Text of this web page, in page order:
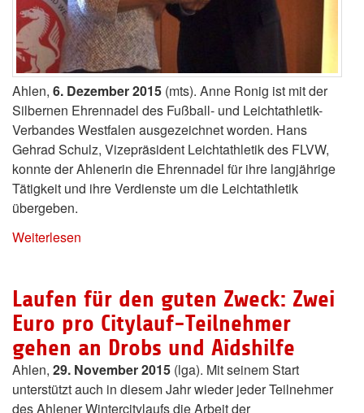
Ahlen, 6. Dezember 2015 (mts). Anne Ronig ist mit der
Silbernen Ehrennadel des Fußball- und Leichtathletik-
Verbandes Westfalen ausgezeichnet worden. Hans
Gehrad Schulz, Vizepräsident Leichtathletik des FLVW,
konnte der Ahlenerin die Ehrennadel für ihre langjährige
Tätigkeit und ihre Verdienste um die Leichtathletik
übergeben.
Weiterlesen
Laufen für den guten Zweck: Zwei
Euro pro Citylauf-Teilnehmer
gehen an Drobs und Aidshilfe
Ahlen, 29. November 2015 (lga). Mit seinem Start
unterstützt auch in diesem Jahr wieder jeder Teilnehmer
des Ahlener Wintercitylaufs die Arbeit der